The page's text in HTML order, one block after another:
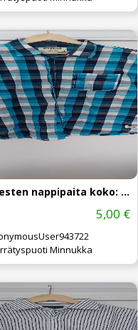
Miesten nappipaita koko: XL
5,00 €
Minnukka